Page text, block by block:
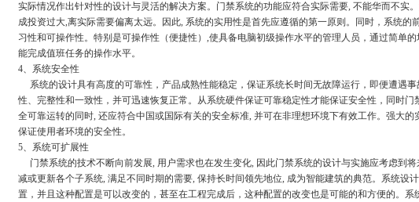
实际情况作出针对性的设计与灵活的解决方案。门禁系统的功能应符合实际需要, 不能华而不实
成投资过大,离实际需要偏离太远。因此, 系统的实用性是首先应遵循的第一原则。同时，系统的
习性和可操作性。特别是可操作性（便捷性）,使具备电脑初级操作水平的管理人员，通过简单
能完成值班任务的操作水平。
4、系统安全性
系统的设计具有高度的可靠性，产品成熟性能稳定，保证系统长时间无故障运行，即便遭遇
性、完整性和一致性，并可迅速恢复正常。从系统硬件保证可靠稳定性才能保证安全性，同时
全可靠运转的同时, 还应符合中国或国际有关的安全标准, 并可在非理想环境下有效工作。强大
保证使用者环境的安全性。
5、系统可扩展性
门禁系统的技术不断向前发展, 用户需求也在发生变化, 因此门禁系统的设计与实施应考虑到
减或更新各个子系统, 满足不同时期的需要, 保持长时间领先地位, 成为智能建筑的典范。系统设
置，并且这种配置是可以改变的，甚至在工程完成后，这种配置的改变也是可能的和方便的。系